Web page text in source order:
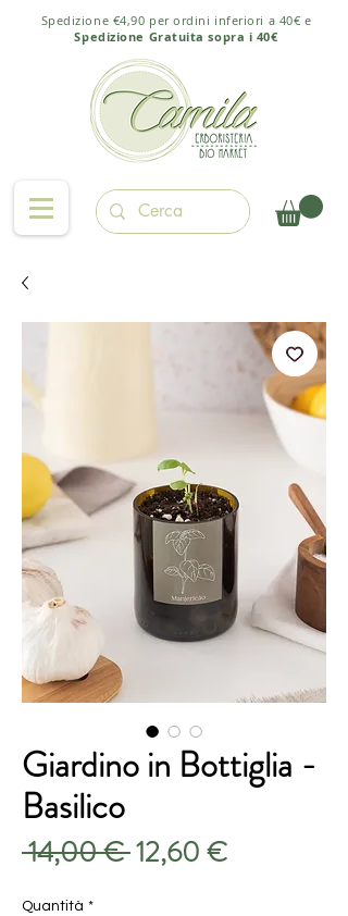
Spedizione €4,90 per ordini inferiori a 40€ e
Spedizione Gratuita sopra i 40€
Giardino in Bottiglia -
Basilico
14,00 € Prezzo
12,60 €Prezzo
Quantità *